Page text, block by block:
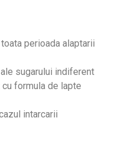
perioada alaptarii
sugarului indiferent
formula de lapte
intarcarii